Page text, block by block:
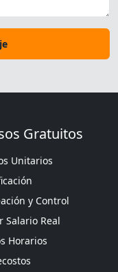
Gratuitos
Unitarios
y Control
Salario Real
Horarios